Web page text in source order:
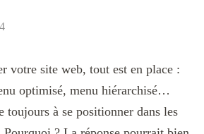
votre site web, tout est en place :
optimisé, menu hiérarchisé…
toujours à se positionner dans les